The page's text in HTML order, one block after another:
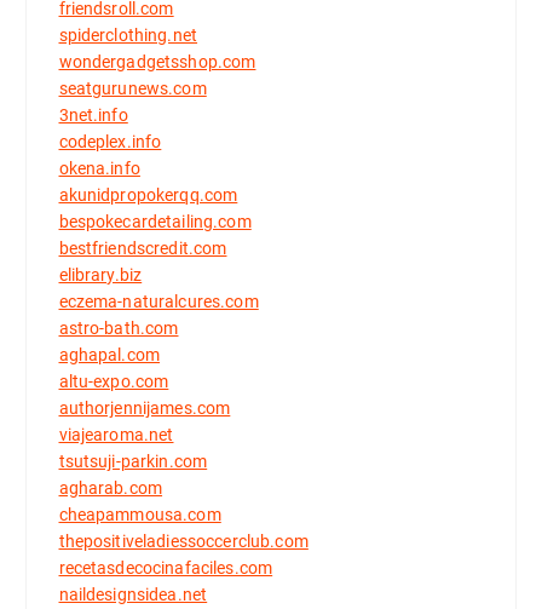
friendsroll.com
spiderclothing.net
wondergadgetsshop.com
seatgurunews.com
3net.info
codeplex.info
okena.info
akunidpropokerqq.com
bespokecardetailing.com
bestfriendscredit.com
elibrary.biz
eczema-naturalcures.com
astro-bath.com
aghapal.com
altu-expo.com
authorjennijames.com
viajearoma.net
tsutsuji-parkin.com
agharab.com
cheapammousa.com
thepositiveladiessoccerclub.com
recetasdecocinafaciles.com
naildesignsidea.net